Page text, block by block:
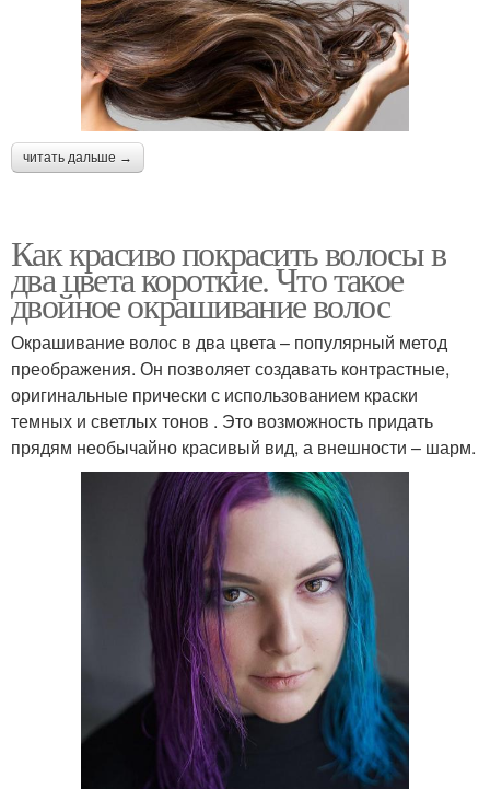
читать дальше →
Как красиво покрасить волосы в
два цвета короткие. Что такое
двойное окрашивание волос
Окрашивание волос в два цвета – популярный метод
преображения. Он позволяет создавать контрастные,
оригинальные прически с использованием краски
темных и светлых тонов . Это возможность придать
прядям необычайно красивый вид, а внешности – шарм.